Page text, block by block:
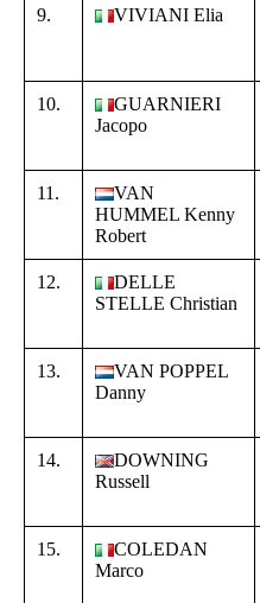
9. VIVIANI Elia
10.
GUARNIERI
Jacopo
11.
VAN
HUMMEL Kenny
Robert
12.
DELLE
STELLE Christian
13.
VAN POPPEL
Danny
14.
DOWNING
Russell
15.
COLEDAN
Marco